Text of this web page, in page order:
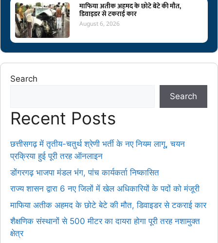
माफिया अतीक अहमद के छोटे बेटे की मौत,
डिवाइडर से टकराई कार
August 6, 2026
Search
Search
Recent Posts
छत्तीसगढ़ में तृतीय-चतुर्थ श्रेणी भर्ती के नए नियम लागू, चयन
प्रक्रिया हुई पूरी तरह ऑनलाइन
डोंगरगढ़ भाजपा मंडल भंग, पांच कार्यकर्ता निष्कासित
राज्य शासन द्वारा 6 नए जिलों में खेल अधिकारियों के पदों को मंजूरी
माफिया अतीक अहमद के छोटे बेटे की मौत, डिवाइडर से टकराई कार
शैक्षणिक संस्थानों से 500 मीटर का दायरा होगा पूरी तरह नशामुक्त
क्षेत्र